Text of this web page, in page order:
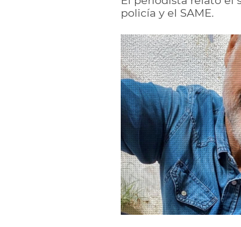
policía y el SAME.